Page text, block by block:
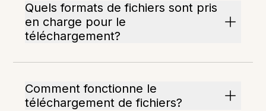
Quels formats de fichiers sont pris
en charge pour le
téléchargement?
Comment fonctionne le
téléchargement de fichiers?